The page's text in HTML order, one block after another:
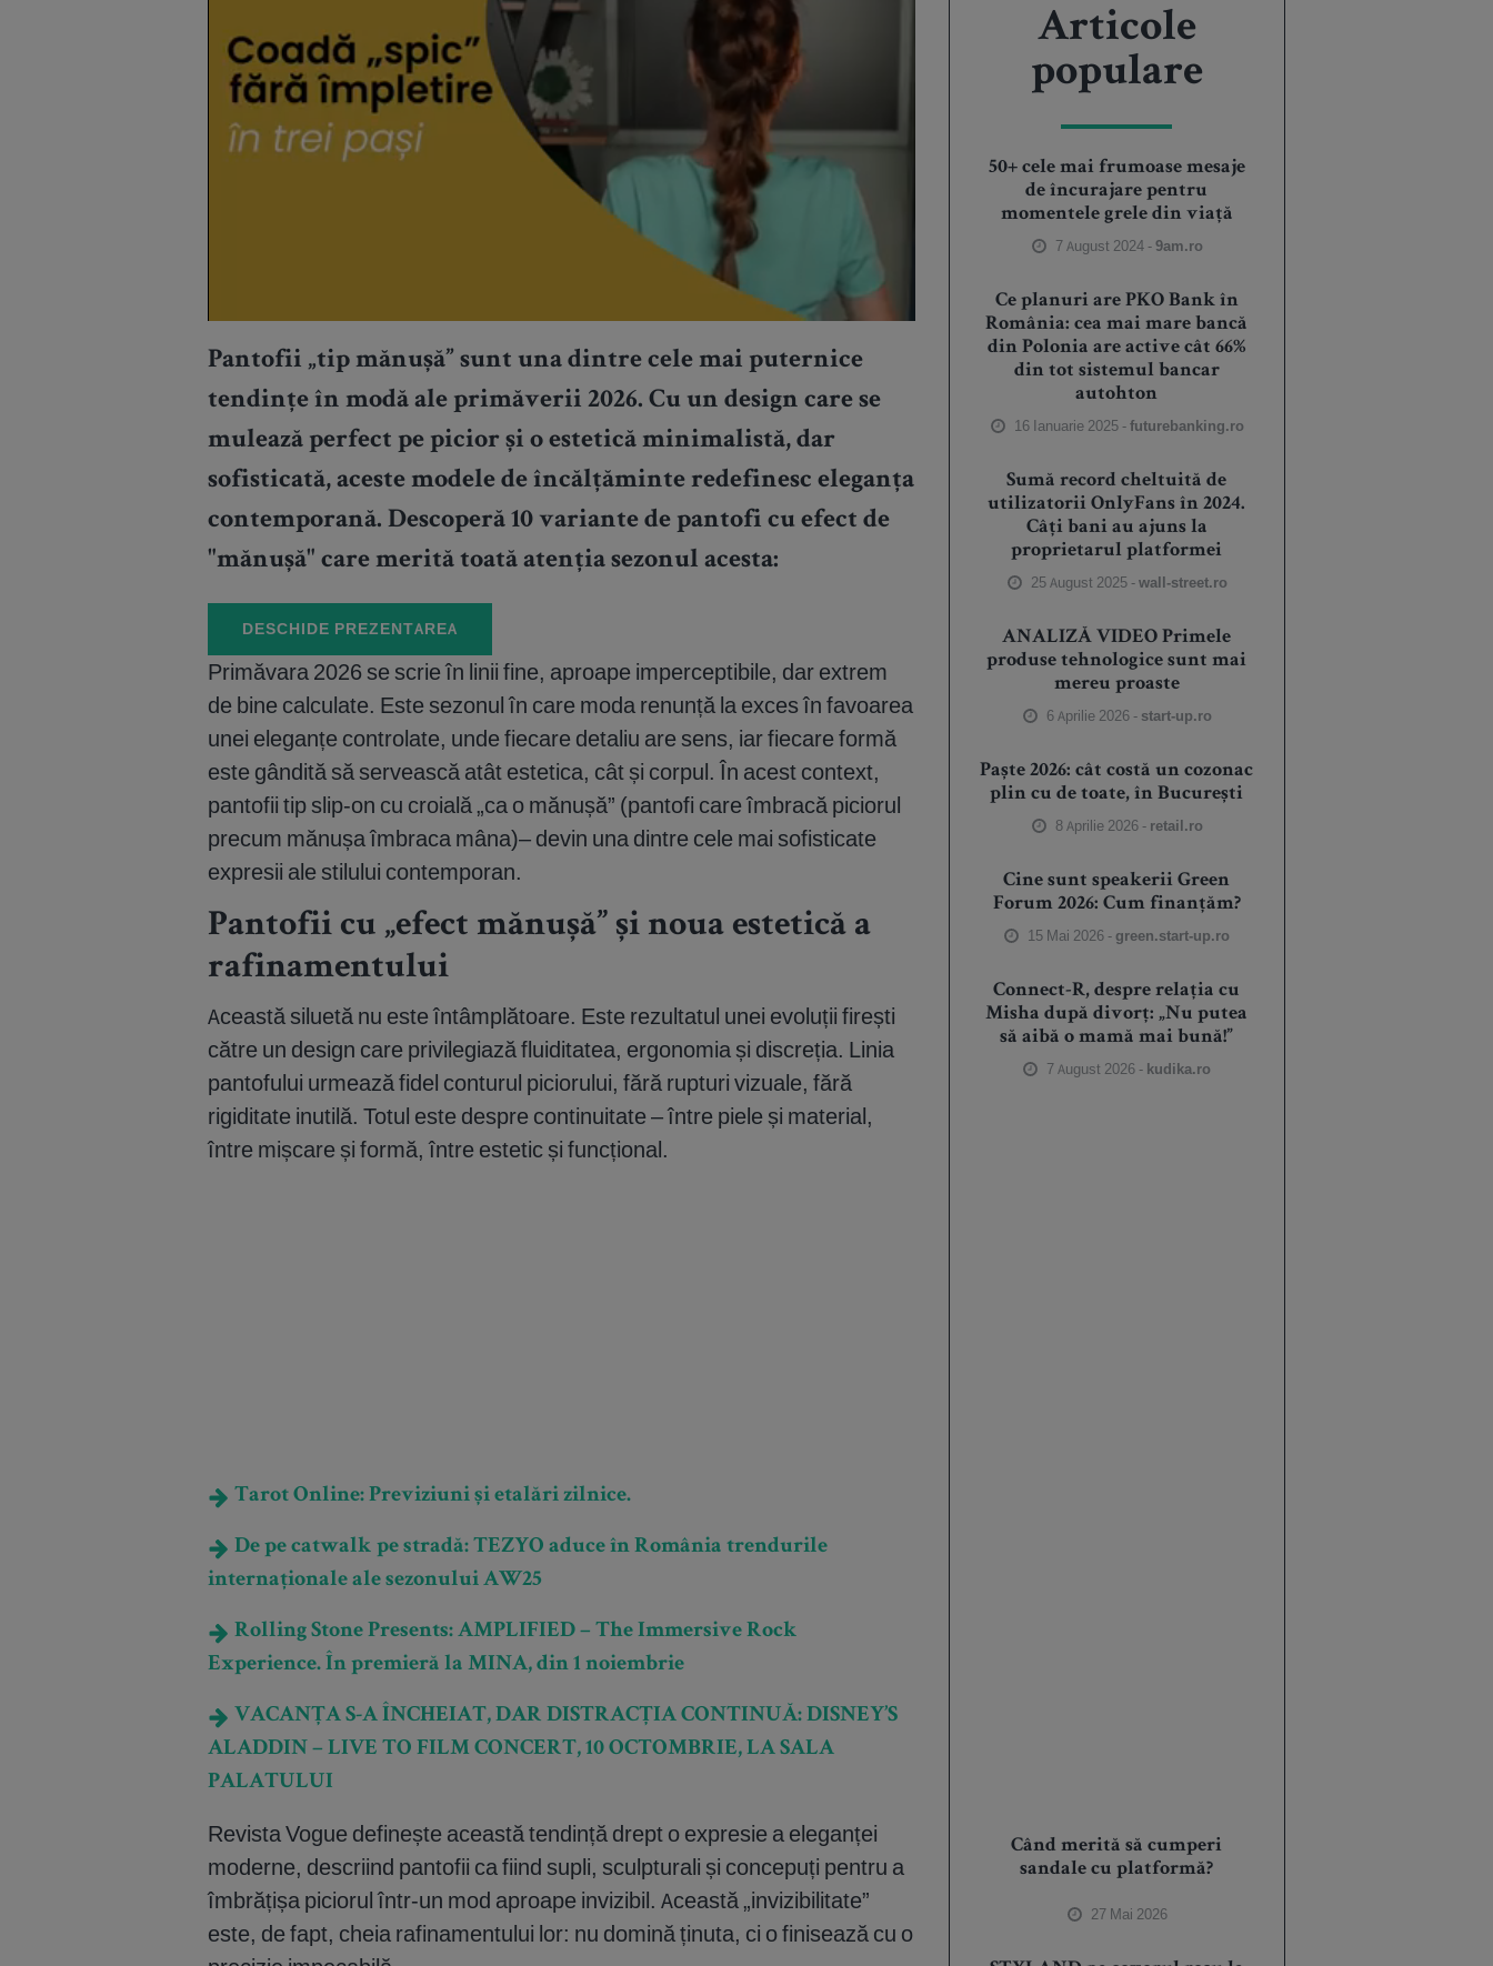
Pantofii „tip mănușă” sunt una dintre cele mai puternice
tendințe în modă ale primăverii 2026. Cu un design care se
mulează perfect pe picior și o estetică minimalistă, dar
sofisticată, aceste modele de încălțăminte redefinesc eleganța
contemporană. Descoperă 10 variante de pantofi cu efect de
"mănușă" care merită toată atenția sezonul acesta:
DESCHIDE PREZENTAREA
Primăvara 2026 se scrie în linii fine, aproape imperceptibile, dar extrem
de bine calculate. Este sezonul în care moda renunță la exces în favoarea
unei eleganțe controlate, unde fiecare detaliu are sens, iar fiecare formă
este gândită să servească atât estetica, cât și corpul. În acest context,
pantofii tip slip-on cu croială „ca o mănușă” (pantofi care îmbracă piciorul
precum mănușa îmbraca mâna)– devin una dintre cele mai sofisticate
expresii ale stilului contemporan.
Pantofii cu „efect mănușă” și noua estetică a
rafinamentului
Această siluetă nu este întâmplătoare. Este rezultatul unei evoluții firești
către un design care privilegiază fluiditatea, ergonomia și discreția. Linia
pantofului urmează fidel conturul piciorului, fără rupturi vizuale, fără
rigiditate inutilă. Totul este despre continuitate – între piele și material,
între mișcare și formă, între estetic și funcțional.
Tarot Online: Previziuni și etalări zilnice.
De pe catwalk pe stradă: TEZYO aduce în România trendurile
internaționale ale sezonului AW25
Rolling Stone Presents: AMPLIFIED – The Immersive Rock
Experience. În premieră la MINA, din 1 noiembrie
VACANȚA S-A ÎNCHEIAT, DAR DISTRACȚIA CONTINUĂ: DISNEY’S
ALADDIN – LIVE TO FILM CONCERT, 10 OCTOMBRIE, LA SALA
PALATULUI
Revista Vogue definește această tendință drept o expresie a eleganței
moderne, descriind pantofii ca fiind supli, sculpturali și concepuți pentru a
îmbrățișa piciorul într-un mod aproape invizibil. Această „invizibilitate”
este, de fapt, cheia rafinamentului lor: nu domină ținuta, ci o finisează cu o
Articole
populare
50+ cele mai frumoase mesaje
de încurajare pentru
momentele grele din viață
7 August 2024 -9am.ro
Ce planuri are PKO Bank în
România: cea mai mare bancă
din Polonia are active cât 66%
din tot sistemul bancar
autohton
16 Ianuarie 2025 -futurebanking.ro
Sumă record cheltuită de
utilizatorii OnlyFans în 2024.
Câți bani au ajuns la
proprietarul platformei
25 August 2025 -wall-street.ro
ANALIZĂ VIDEO Primele
produse tehnologice sunt mai
mereu proaste
6 Aprilie 2026 - start-up.ro
Paște 2026: cât costă un cozonac
plin cu de toate, în București
8 Aprilie 2026 - retail.ro
Cine sunt speakerii Green
Forum 2026: Cum finanțăm?
15 Mai 2026 - green.start-up.ro
Connect-R, despre relația cu
Misha după divorț: „Nu putea
să aibă o mamă mai bună!”
7 August 2026 - kudika.ro
Când merită să cumperi
sandale cu platformă?
27 Mai 2026